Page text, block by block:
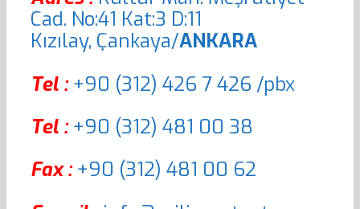
Cad. No:41 Kat:3 D:11
Kızılay, Çankaya/ANKARA
Tel :+90 (312) 426 7 426 /pbx
Tel :+90 (312) 481 00 38
Fax :+90 (312) 481 00 62